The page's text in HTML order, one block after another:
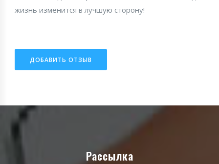
жизнь изменится в лучшую сторону!
ДОБАВИТЬ ОТЗЫВ
Рассылка